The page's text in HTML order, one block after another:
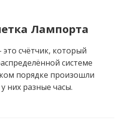
Лампорта
счётчик, который
системе
порядке произошли
них разные часы.